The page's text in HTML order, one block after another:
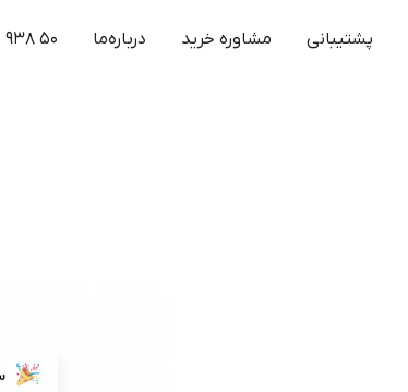
پشتیبانی مشاوره خرید درباره‌ما ۰۲۱ -